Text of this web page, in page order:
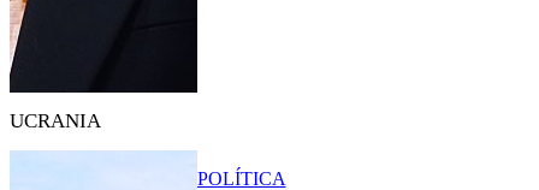
UCRANIA
POLÍTICA